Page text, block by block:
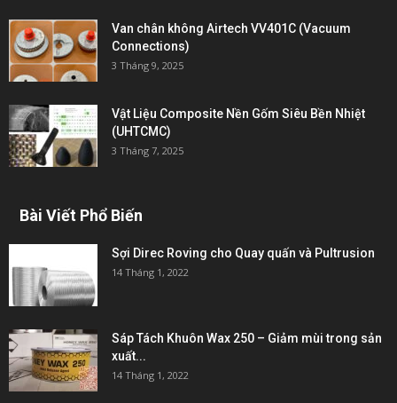
Van chân không Airtech VV401C (Vacuum
Connections)
3 Tháng 9, 2025
Vật Liệu Composite Nền Gốm Siêu Bền Nhiệt
(UHTCMC)
3 Tháng 7, 2025
Bài Viết Phổ Biến
Sợi Direc Roving cho Quay quấn và Pultrusion
14 Tháng 1, 2022
Sáp Tách Khuôn Wax 250 – Giảm mùi trong sản
xuất...
14 Tháng 1, 2022